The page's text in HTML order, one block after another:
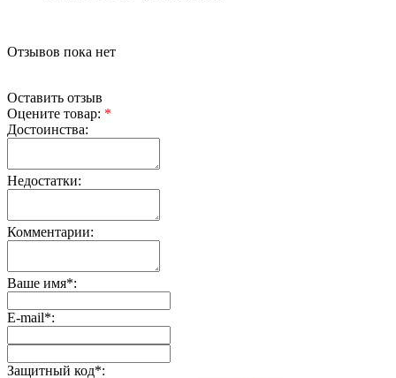
Отзывов пока нет
Оставить отзыв
Оцените товар: *
Достоинства:
Недостатки:
Комментарии:
Ваше имя*:
E-mail*:
Защитный код*: